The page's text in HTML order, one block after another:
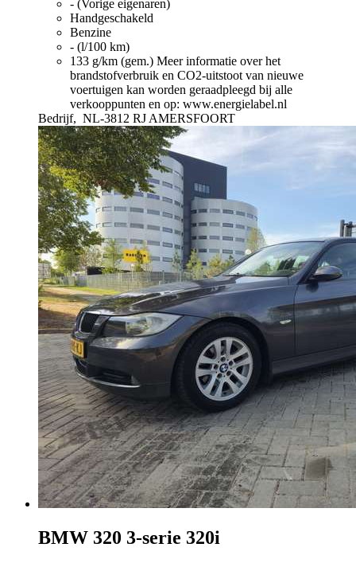
- (Vorige eigenaren)
Handgeschakeld
Benzine
- (l/100 km)
133 g/km (gem.) Meer informatie over het
brandstofverbruik en CO2-uitstoot van nieuwe
voertuigen kan worden geraadpleegd bij alle
verkooppunten en op: www.energielabel.nl
Bedrijf, NL-3812 RJ AMERSFOORT
BMW 320 3-serie 320i